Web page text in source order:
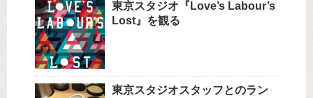
東京スタジオ『Love’s Labour’s
Lost』を観る
東京スタジオスタッフとのラン